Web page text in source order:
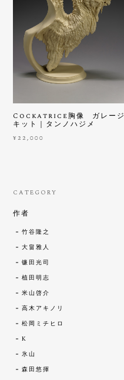
Cockatrice胸像 ガレージ
キット｜タンノハジメ
¥22,000
CATEGORY
作者
竹谷隆之
大畠雅人
镰田光司
植田明志
米山啓介
高木アキノリ
松岡ミチヒロ
K
氷山
森田悠揮